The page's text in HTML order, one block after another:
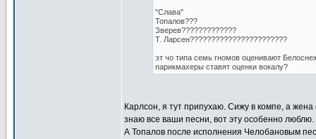
"Слава"
Топалов???
Зверев?????????????
Т. Ларсен???????????????????????
эт чо типа семь гномов оценивают
парикмахеры ставят оценки вокалу?
Карлсон, я тут припухаю. Сижу в компе, а жена
знаю все ваши песни, вот эту особенно
А Топалов после исполнения Челобановым